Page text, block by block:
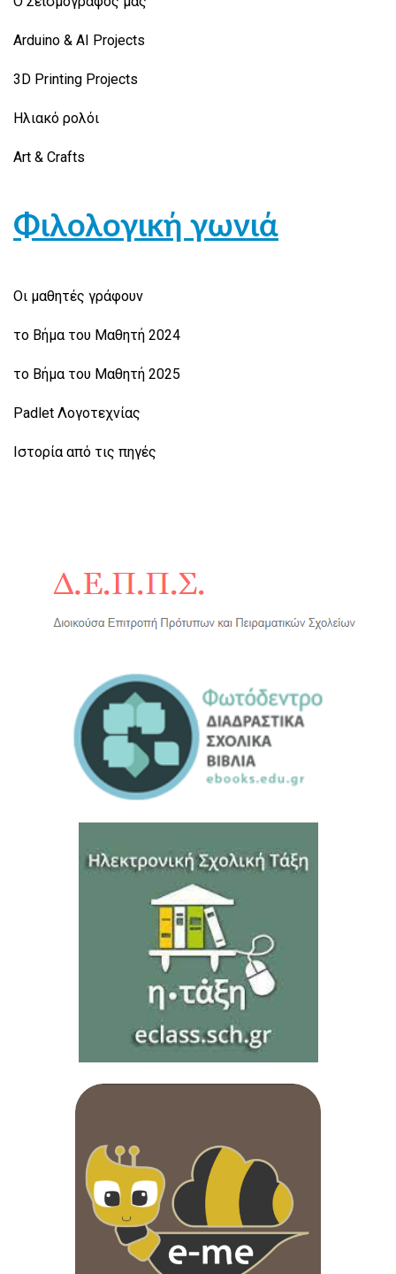
Arduino & AI Projects
3D Printing Projects
Ηλιακό ρολόι
Art & Crafts
Φιλολογική γωνιά
Οι μαθητές γράφουν
το Βήμα του Μαθητή 2024
το Βήμα του Μαθητή 2025
Padlet Λογοτεχνίας
Ιστορία από τις πηγές